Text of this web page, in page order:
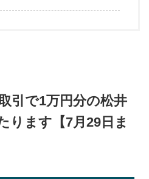
引で1万円分の松井
ります【7月29日ま